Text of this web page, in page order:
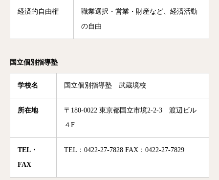
経済的自由権
職業選択・営業・財産など、経済活動
の自由
国立個別指導塾
学校名 国立個別指導塾 武蔵境校
所在地
〒180-0022 東京都国立市境2-2-3 渡辺ビル
４F
TEL・
FAX
TEL：0422-27-7828 FAX：0422-27-7829